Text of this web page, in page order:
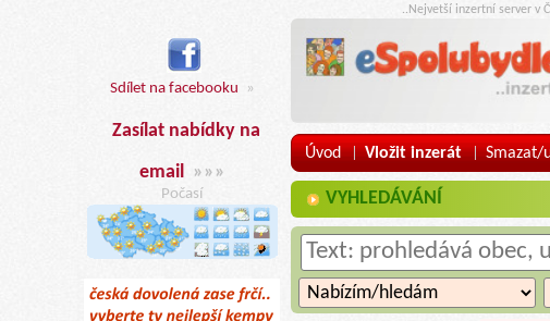
Sdílet na facebooku »
Zasílat nabídky na
email »»»
Počasí
..Nejvetší inzertní server v
Úvod | Vložit inzerát | Smazat/
VYHLEDÁVÁNÍ